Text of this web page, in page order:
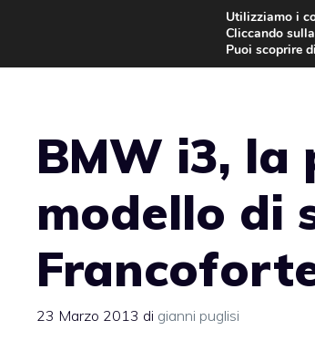
contenuto
BMW i3, la
modello di
23 Marzo 2013 di gianni puglisi
Utilizziamo i
Cliccando
Puoi scoprire